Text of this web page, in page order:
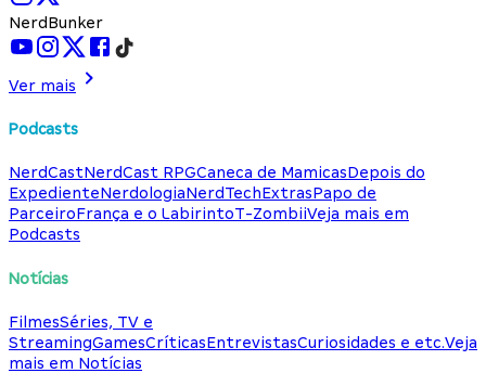
NerdBunker
Ver mais
Podcasts
NerdCastNerdCast RPGCaneca de MamicasDepois do
ExpedienteNerdologiaNerdTechExtrasPapo de
ParceiroFrança e o LabirintoT-ZombiiVeja mais em
Podcasts
Notícias
FilmesSéries, TV e
StreamingGamesCríticasEntrevistasCuriosidades e etc.Veja
mais em Notícias